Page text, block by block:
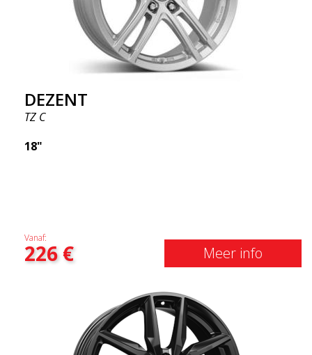
DEZENT
TZ C
18"
Vanaf:
226€ Meer info